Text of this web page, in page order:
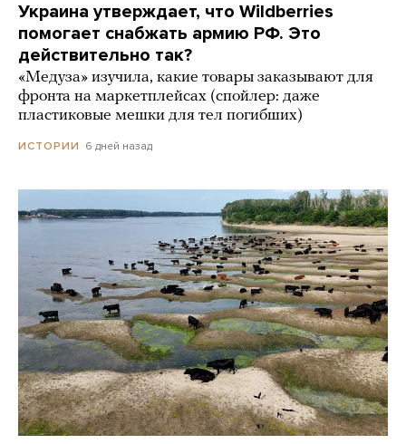
Украина утверждает, что Wildberries
помогает снабжать армию РФ. Это
действительно так?
«Медуза» изучила, какие товары заказывают для
фронта на маркетплейсах (спойлер: даже
пластиковые мешки для тел погибших)
ИСТОРИИ 6 дней назад